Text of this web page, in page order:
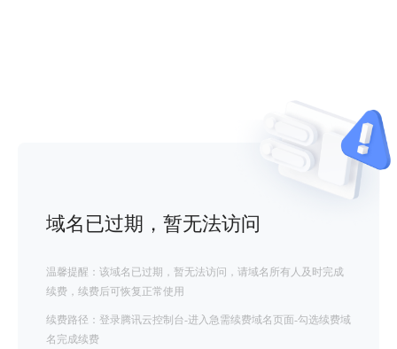
域名已过期，暂无法访问
温馨提醒：该域名已过期，暂无法访问，请域名所有人及时完成
续费，续费后可恢复正常使用
续费路径：登录腾讯云控制台-进入急需续费域名页面-勾选续费域
名完成续费